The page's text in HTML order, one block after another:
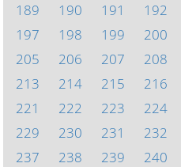
189
190 191 192
197
198 199 200
205
206 207 208
213
214 215 216
221
222 223 224
229
230 231 232
237
238 239 240